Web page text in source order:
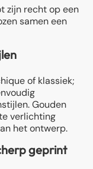
zijn recht op een
samen een
of klassiek;
Gouden
verlichting
het ontwerp.
geprint